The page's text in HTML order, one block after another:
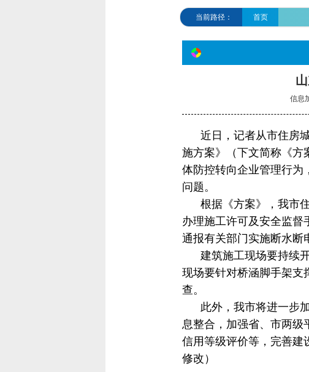
当前路径： 首页
信息
近日，记者从市住房城
施方案》（下文简称《方
体防控转向企业管理行为
问题。
根据《方案》，我市住
办理施工许可及安全监督
通报有关部门实施断水断
建筑施工现场要持续开
现场要针对桥涵脚手架支
查。
此外，我市将进一步加
息整合，加强省、市两级
信用等级评价等，完善建
修改）